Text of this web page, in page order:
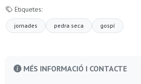
Etiquetes:
jornades pedra seca gospí
MÉS INFORMACIÓ I CONTACTE